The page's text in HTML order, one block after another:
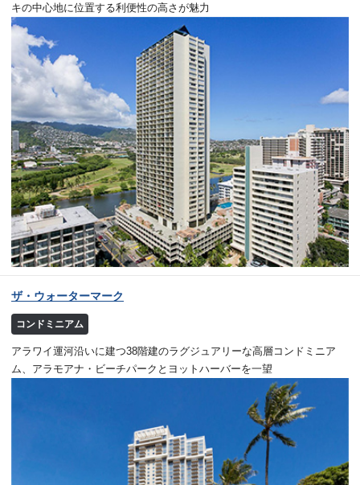
キの中心地に位置する利便性の高さが魅力
ザ・ウォーターマーク
コンドミニアム
アラワイ運河沿いに建つ38階建のラグジュアリーな高層コンドミニア
ム、アラモアナ・ビーチパークとヨットハーバーを一望